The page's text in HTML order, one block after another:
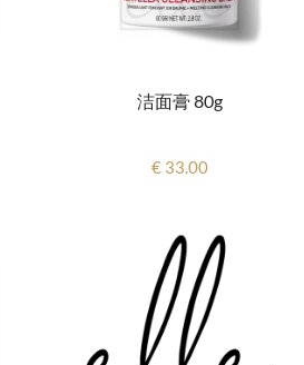
洁面膏 80g
€ 33.00